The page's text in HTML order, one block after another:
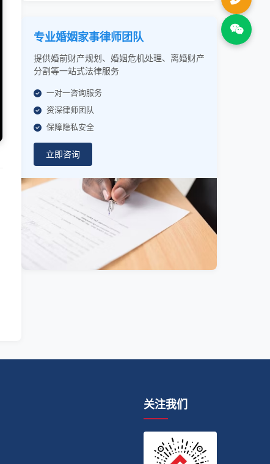
专业婚姻家事律师团队
提供婚前财产规划、婚姻危机处理、离婚财产
分割等一站式法律服务
一对一咨询服务
资深律师团队
保障隐私安全
立即咨询
关注我们